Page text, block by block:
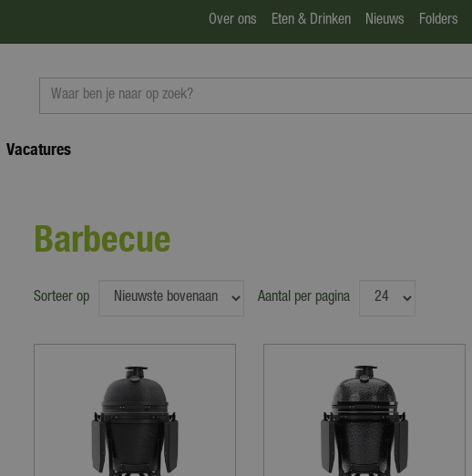
Over ons Eten & Drinken Nieuws Folders
Vacatures
Barbecue
Aantal per pagina
Sorteer op